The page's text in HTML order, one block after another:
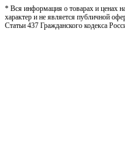
* Вся информация о товарах и ценах
характер и не является публичной
Статьи 437 Гражданского кодекса